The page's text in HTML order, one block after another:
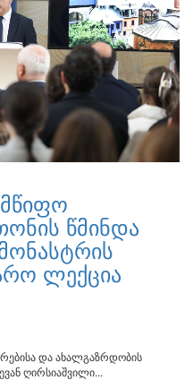
წმინდა
ლექცია
და ახალგაზრდობის
ღირსიაშვილი...